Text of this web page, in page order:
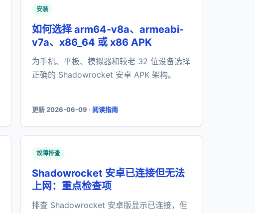
安装
如何选择 arm64-v8a、armeabi-
v7a、x86_64 或 x86 APK
为手机、平板、模拟器和较老 32 位设备选择
正确的 Shadowrocket 安卓 APK 架构。
更新 2026-06-09 · 阅读指南
故障排查
Shadowrocket 安卓已连接但无法
上网：重点检查项
排查 Shadowrocket 安卓版显示已连接，但